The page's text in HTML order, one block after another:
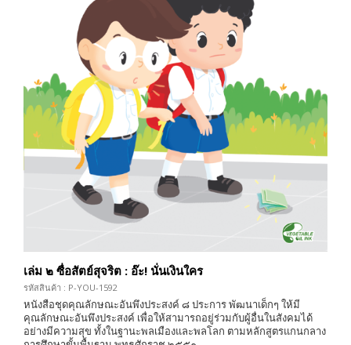
เล่ม ๒ ซื่อสัตย์สุจริต : อ๊ะ! นั่นเงินใคร
รหัสสินค้า : P-YOU-1592
หนังสือชุดคุณลักษณะอันพึงประสงค์ ๘ ประการ พัฒนาเด็กๆ ให้มี
คุณลักษณะอันพึงประสงค์ เพื่อให้สามารถอยู่ร่วมกับผู้อื่นในสังคมได้
อย่างมีความสุข ทั้งในฐานะพลเมืองและพลโลก ตามหลักสูตรแกนกลาง